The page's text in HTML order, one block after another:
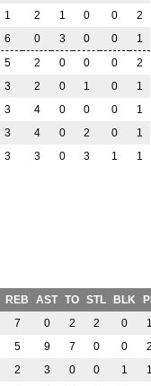
1 2 1 0 0
2
6 0 3 0 0
1
5 2 0 0 0
2
3 2 0 1 0
1
3 4 0 0 0
1
3 4 0 2 0
1
3 3 0 3 1
1
REB AST TO STL BLK
7 0 2 2 0
5 9 7 0 0
2 3 0 0 1